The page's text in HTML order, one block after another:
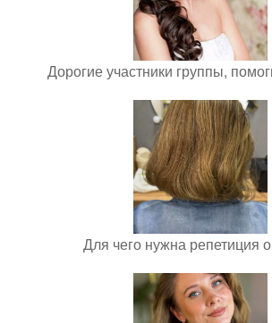
Дорогие участники группы,
Для чего нужна репетиция